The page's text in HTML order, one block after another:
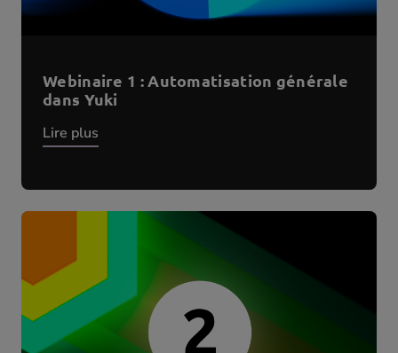
Webinaire 1 : Automatisation générale
dans Yuki
Lire plus